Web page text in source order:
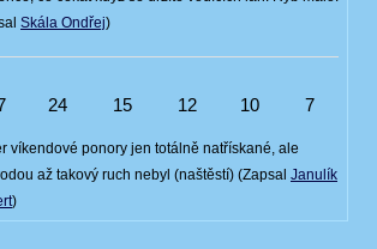
Skála Ondřej)
24 15 12 10 7
víkendové ponory jen totálně natřískané, ale
až takový ruch nebyl (naštěstí) (Zapsal Janulík
)